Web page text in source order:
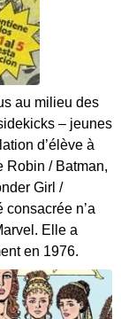
au milieu des
– jeunes
d’élève à
Robin / Batman,
Girl /
consacrée n’a
Elle a
en 1976.